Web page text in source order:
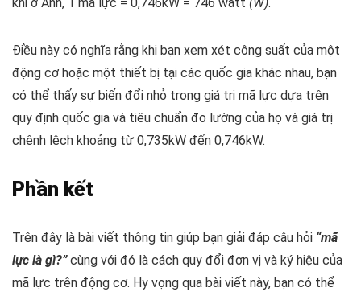
Điều này có nghĩa rằng khi bạn xem xét công suất của một
động cơ hoặc một thiết bị tại các quốc gia khác nhau, bạn
có thể thấy sự biến đổi nhỏ trong giá trị mã lực dựa trên
quy định quốc gia và tiêu chuẩn đo lường của họ và giá trị
chênh lệch khoảng từ 0,735kW đến 0,746kW.
Phần kết
Trên đây là bài viết thông tin giúp bạn giải đáp câu hỏi “mã
lực là gì?”cùng với đó là cách quy đổi đơn vị và ký hiệu của
mã lực trên động cơ. Hy vọng qua bài viết này, bạn có thể